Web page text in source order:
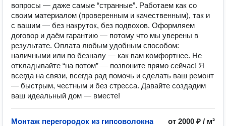
вопросы — даже самые “странные”. Работаем как со
своим материалом (проверенным и качественным), так и
с вашим — без накруток, без подвохов. Оформляем
договор и даём гарантию — потому что мы уверены в
результате. Оплата любым удобным способом:
наличными или по безналу — как вам комфортнее. Не
откладывайте “на потом” — позвоните прямо сейчас! Я
всегда на связи, всегда рад помочь и сделать ваш ремонт
— быстрым, честным и без стресса. Давайте создадим
ваш идеальный дом — вместе!
Монтаж перегородок из гипсоволокна от 2000 ₽ / м²